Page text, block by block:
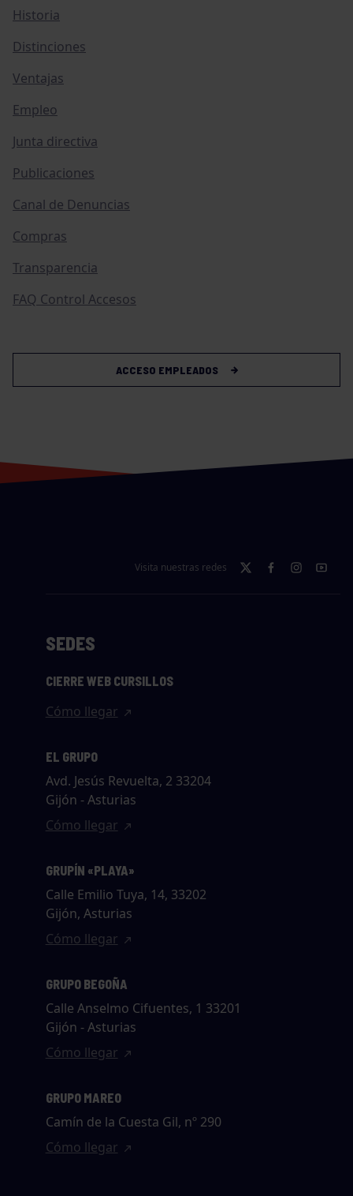
Historia
Distinciones
Ventajas
Empleo
Junta directiva
Publicaciones
Canal de Denuncias
Compras
Transparencia
FAQ Control Accesos
ACCESO EMPLEADOS
Visita nuestras redes
SEDES
CIERRE WEB CURSILLOS
Cómo llegar
EL GRUPO
Avd. Jesús Revuelta, 2 33204
Gijón - Asturias
Cómo llegar
GRUPÍN «PLAYA»
Calle Emilio Tuya, 14, 33202
Gijón, Asturias
Cómo llegar
GRUPO BEGOÑA
Calle Anselmo Cifuentes, 1 33201
Gijón - Asturias
Cómo llegar
GRUPO MAREO
Camín de la Cuesta Gil, nº 290
Cómo llegar